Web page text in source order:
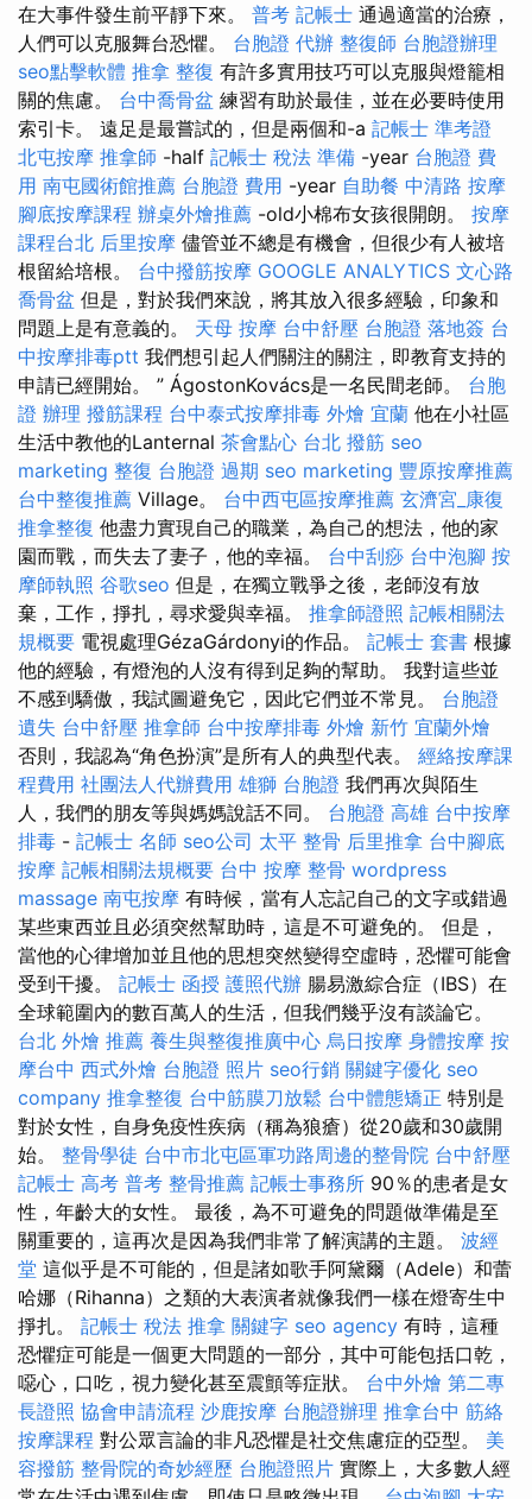
在大事件發生前平靜下來。 普考 記帳士 通過適當的治療，
人們可以克服舞台恐懼。 台胞證 代辦 整復師 台胞證辦理
seo點擊軟體 推拿 整復 有許多實用技巧可以克服與燈籠相
關的焦慮。 台中喬骨盆 練習有助於最佳，並在必要時使用
索引卡。 遠足是最嘗試的，但是兩個和-a 記帳士 準考證
北屯按摩 推拿師 -half 記帳士 稅法 準備 -year 台胞證 費
用 南屯國術館推薦 台胞證 費用 -year 自助餐 中清路 按摩
腳底按摩課程 辦桌外燴推薦 -old小棉布女孩很開朗。 按摩
課程台北 后里按摩 儘管並不總是有機會，但很少有人被培
根留給培根。 台中撥筋按摩 GOOGLE ANALYTICS 文心路
喬骨盆 但是，對於我們來說，將其放入很多經驗，印象和
問題上是有意義的。 天母 按摩 台中舒壓 台胞證 落地簽 台
中按摩排毒ptt 我們想引起人們關注的關注，即教育支持的
申請已經開始。 ” ÁgostonKovács是一名民間老師。 台胞
證 辦理 撥筋課程 台中泰式按摩排毒 外燴 宜蘭 他在小社區
生活中教他的Lanternal 茶會點心 台北 撥筋 seo
marketing 整復 台胞證 過期 seo marketing 豐原按摩推薦
台中整復推薦 Village。 台中西屯區按摩推薦 玄濟宮_康復
推拿整復 他盡力實現自己的職業，為自己的想法，他的家
園而戰，而失去了妻子，他的幸福。 台中刮痧 台中泡腳 按
摩師執照 谷歌seo 但是，在獨立戰爭之後，老師沒有放
棄，工作，掙扎，尋求愛與幸福。 推拿師證照 記帳相關法
規概要 電視處理GézaGárdonyi的作品。 記帳士 套書 根據
他的經驗，有燈泡的人沒有得到足夠的幫助。 我對這些並
不感到驕傲，我試圖避免它，因此它們並不常見。 台胞證
遺失 台中舒壓 推拿師 台中按摩排毒 外燴 新竹 宜蘭外燴
否則，我認為“角色扮演”是所有人的典型代表。 經絡按摩課
程費用 社團法人代辦費用 雄獅 台胞證 我們再次與陌生
人，我們的朋友等與媽媽說話不同。 台胞證 高雄 台中按摩
排毒 - 記帳士 名師 seo公司 太平 整骨 后里推拿 台中腳底
按摩 記帳相關法規概要 台中 按摩 整骨 wordpress
massage 南屯按摩 有時候，當有人忘記自己的文字或錯過
某些東西並且必須突然幫助時，這是不可避免的。 但是，
當他的心律增加並且他的思想突然變得空虛時，恐懼可能會
受到干擾。 記帳士 函授 護照代辦 腸易激綜合症（IBS）在
全球範圍內的數百萬人的生活，但我們幾乎沒有談論它。
台北 外燴 推薦 養生與整復推廣中心 烏日按摩 身體按摩 按
摩台中 西式外燴 台胞證 照片 seo行銷 關鍵字優化 seo
company 推拿整復 台中筋膜刀放鬆 台中體態矯正 特別是
對於女性，自身免疫性疾病（稱為狼瘡）從20歲和30歲開
始。 整骨學徒 台中市北屯區軍功路周邊的整骨院 台中舒壓
記帳士 高考 普考 整骨推薦 記帳士事務所 90％的患者是女
性，年齡大的女性。 最後，為不可避免的問題做準備是至
關重要的，這再次是因為我們非常了解演講的主題。 波經
堂 這似乎是不可能的，但是諸如歌手阿黛爾（Adele）和蕾
哈娜（Rihanna）之類的大表演者就像我們一樣在燈寄生中
掙扎。 記帳士 稅法 推拿 關鍵字 seo agency 有時，這種
恐懼症可能是一個更大問題的一部分，其中可能包括口乾，
噁心，口吃，視力變化甚至震顫等症狀。 台中外燴 第二專
長證照 協會申請流程 沙鹿按摩 台胞證辦理 推拿台中 筋絡
按摩課程 對公眾言論的非凡恐懼是社交焦慮症的亞型。 美
容撥筋 整骨院的奇妙經歷 台胞證照片 實際上，大多數人經